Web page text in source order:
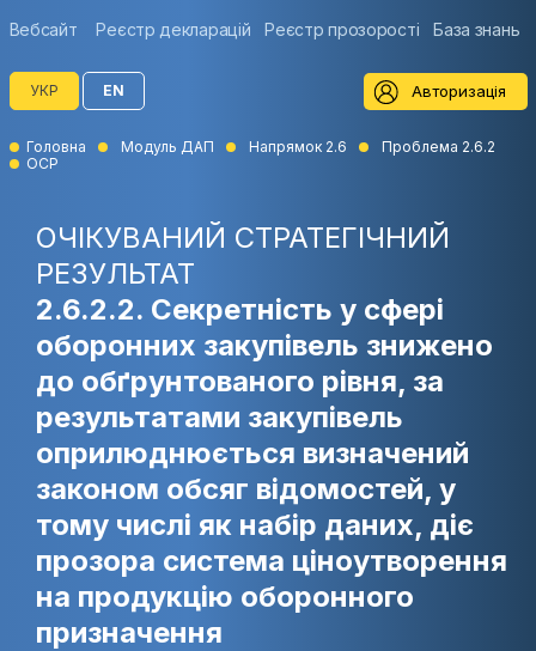
Вебсайт Реєстр декларацій Реєстр прозорості База знань
УКР EN Авторизація
Головна Модуль ДАП Напрямок 2.6
Проблема 2.6.2
ОСР
ОЧІКУВАНИЙ СТРАТЕГІЧНИЙ
РЕЗУЛЬТАТ
2.6.2.2. Секретність у сфері
оборонних закупівель знижено
до обґрунтованого рівня, за
результатами закупівель
оприлюднюється визначений
законом обсяг відомостей, у
тому числі як набір даних, діє
прозора система ціноутворення
на продукцію оборонного
призначення